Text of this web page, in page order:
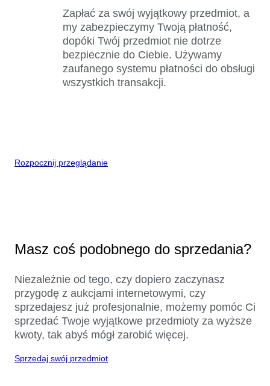
Zapłać za swój wyjątkowy przedmiot, a
my zabezpieczymy Twoją płatność,
dopóki Twój przedmiot nie dotrze
bezpiecznie do Ciebie. Używamy
zaufanego systemu płatności do obsługi
wszystkich transakcji.
Rozpocznij przeglądanie
Masz coś podobnego do sprzedania?
Niezależnie od tego, czy dopiero zaczynasz
przygodę z aukcjami internetowymi, czy
sprzedajesz już profesjonalnie, możemy pomóc Ci
sprzedać Twoje wyjątkowe przedmioty za wyższe
kwoty, tak abyś mógł zarobić więcej.
Sprzedaj swój przedmiot